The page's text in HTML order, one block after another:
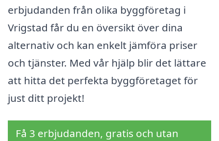
erbjudanden från olika byggföretag i
Vrigstad får du en översikt över dina
alternativ och kan enkelt jämföra priser
och tjänster. Med vår hjälp blir det lättare
att hitta det perfekta byggföretaget för
just ditt projekt!
Få 3 erbjudanden, gratis och utan